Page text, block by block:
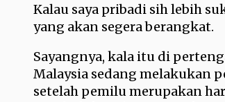
Kalau saya pribadi sih lebih
yang akan segera berangkat.
Sayangnya, kala itu di
Malaysia sedang melakukan
setelah pemilu merupakan